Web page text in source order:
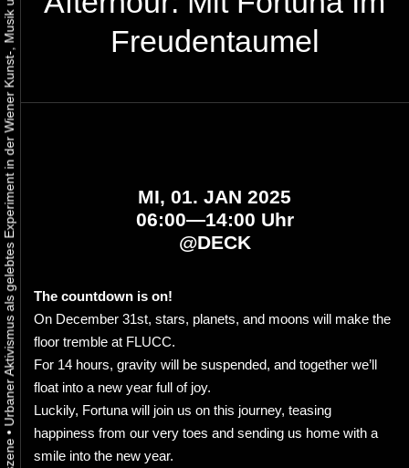
•
Urbaner Aktivismus als gelebtes Experiment in der Wiener Kunst-, Musik und Clubszene
Freudentaumel
MI, 01. JAN 2025
06:00—14:00 Uhr
@DECK
The countdown is on!
On December 31st, stars, planets, and moons will make the
floor tremble at FLUCC.
For 14 hours, gravity will be suspended, and together we’ll
float into a new year full of joy.
Luckily, Fortuna will join us on this journey, teasing
happiness from our very toes and sending us home with a
smile into the new year.